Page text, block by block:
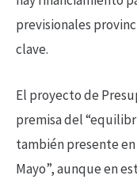
previsionales
clave.
El proyecto de
premisa del
también presente
Mayo”, aunque en